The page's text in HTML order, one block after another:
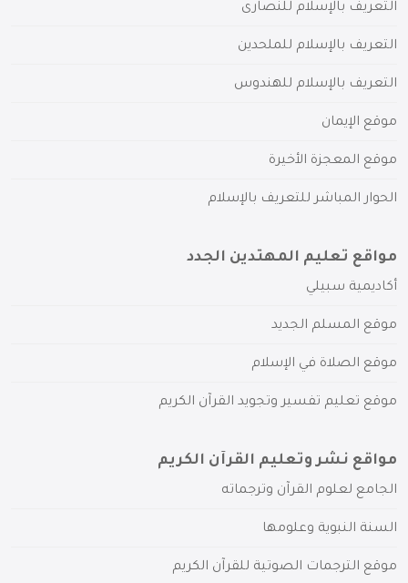
التعريف بالإسلام للنصارى
التعريف بالإسلام للملحدين
التعريف بالإسلام للهندوس
موقع الإيمان
موقع المعجزة الأخيرة
الحوار المباشر للتعريف بالإسلام
مواقع تعليم المهتدين الجدد
أكاديمية سبيلي
موقع المسلم الجديد
موقع الصلاة في الإسلام
موقع تعليم تفسير وتجويد القرآن الكريم
مواقع نشر وتعليم القرآن الكريم
الجامع لعلوم القرآن وترجماته
السنة النبوية وعلومها
موقع الترجمات الصوتية للقرآن الكريم